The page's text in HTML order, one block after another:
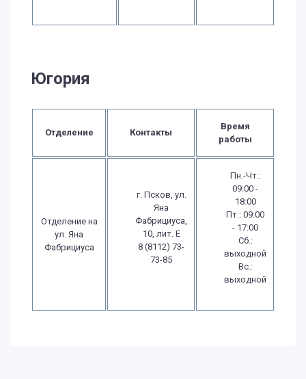
Югория
Отделение Контакты
Время
работы
Отделение на
ул. Яна
Фабрициуса
г. Псков, ул.
Яна
Фабрициуса,
10, лит. Е
8 (8112) 73-
73-85
Пн.-Чт.:
09:00 -
18:00
Пт.: 09:00
- 17:00
Сб.:
выходной
Вс.:
выходной